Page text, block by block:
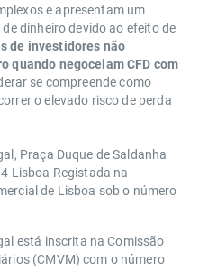
e apresentam um
dinheiro devido ao efeito de
de investidores não
quando negoceiam CFD com
se compreende como
o elevado risco de perda
Praça Duque de Saldanha
Lisboa Registada na
de Lisboa sob o número
está inscrita na Comissão
(CMVM) com o número